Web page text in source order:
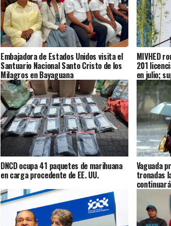
Embajadora de Estados Unidos visita el
Santuario Nacional Santo Cristo de los
Milagros en Bayaguana
MIVHED
201
en julio;
2025
DNCD ocupa 41 paquetes de marihuana
en carga procedente de EE. UU.
Vaguada
tronadas